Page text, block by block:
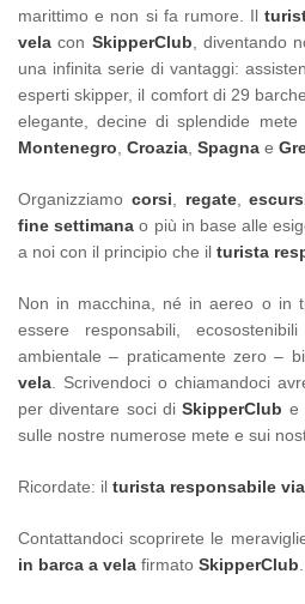
marittimo e non si fa rumore. Il
vela con SkipperClub , diventando
una infinita serie di vantaggi:
esperti skipper, il comfort di 29
elegante, decine di splendide mete
Montenegro Croazia Spagna e
Organizziamo corsi regate,
fine settimana o più in base alle
a noi con il principio che il turista
Non in macchina, né in aereo o in
essere responsabili,
ambientale – praticamente zero –
vela . Scrivendoci o chiamandoci
per diventare soci diSkipperClub e
sulle nostre numerose mete e sui
Ricordate: il turista responsabile
Contattandoci scoprirete le
in barca a vela firmato SkipperClub